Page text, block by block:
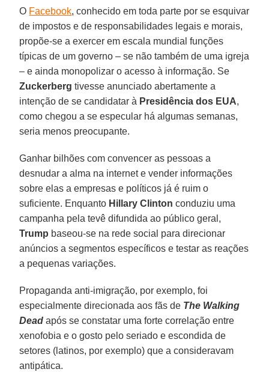
O Facebook, conhecido em toda parte por se esquivar
de impostos e de responsabilidades legais e morais,
propõe-se a exercer em escala mundial funções
típicas de um governo – se não também de uma igreja
– e ainda monopolizar o acesso à informação. Se
Zuckerberg tivesse anunciado abertamente a
intenção de se candidatar à Presidência dos EUA,
como chegou a se especular há algumas semanas,
seria menos preocupante.
Ganhar bilhões com convencer as pessoas a
desnudar a alma na internet e vender informações
sobre elas a empresas e políticos já é ruim o
suficiente. Enquanto Hillary Clinton conduziu uma
campanha pela tevê difundida ao público geral,
Trump baseou-se na rede social para direcionar
anúncios a segmentos específicos e testar as reações
a pequenas variações.
Propaganda anti-imigração, por exemplo, foi
especialmente direcionada aos fãs de The Walking
Dead após se constatar uma forte correlação entre
xenofobia e o gosto pelo seriado e escondida de
setores (latinos, por exemplo) que a consideravam
antipática.